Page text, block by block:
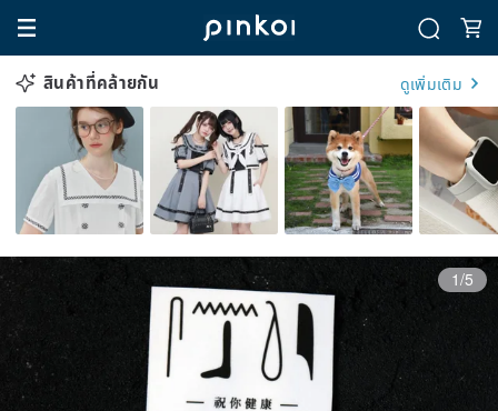
สินค้าที่คล้ายกัน ดูเพิ่มเติม
1/5